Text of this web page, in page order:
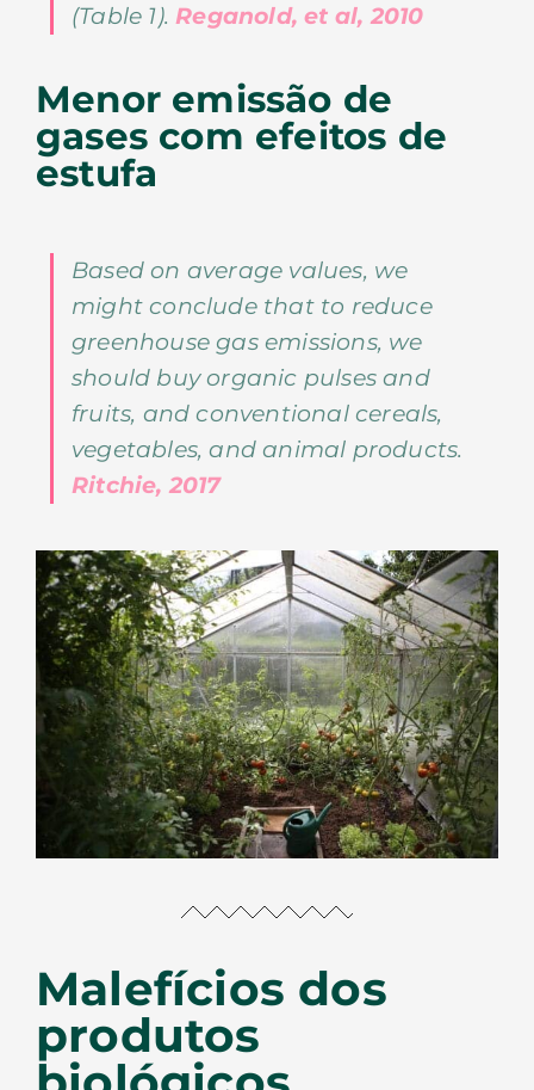
(Table 1). Reganold, et al, 2010
Menor emissão de
gases com efeitos de
estufa
Based on average values, we
might conclude that to reduce
greenhouse gas emissions, we
should buy organic pulses and
fruits, and conventional cereals,
vegetables, and animal products.
Ritchie, 2017
Malefícios dos
produtos